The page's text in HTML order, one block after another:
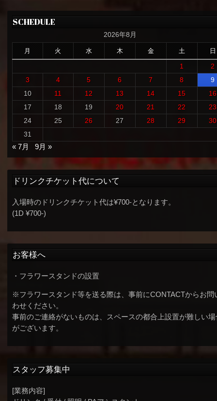
SCHEDULE
2026年8月
月 火 水 木 金 土 日
1
2
3
4 5 6 7 8
9
10
11 12 13 14 15
16
17
18 19 20 21 22
23
24
25 26 27 28 29
30
31
« 7月
9月 »
ドリンクチケット代について
入場時のドリンクチケット代は¥700-となります。
(1D ¥700-)
お客様へ
・フラワースタンドの設置
※フラワースタンド等を送る際は、事前にCONTACTからお問
わせください。
事前のご連絡がないものは、スペースの都合上設置が難しい場
がございます。
スタッフ募集中
[業務内容]